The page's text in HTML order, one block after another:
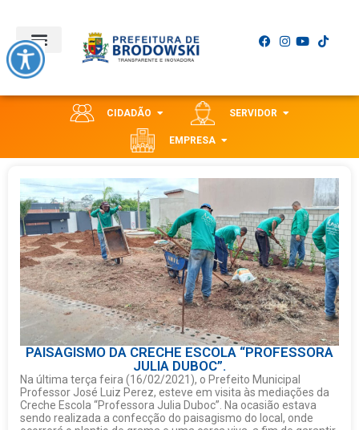
CIDADÃO SERVIDOR
EMPRESA
PAISAGISMO DA CRECHE ESCOLA “PROFESSORA
JULIA DUBOC”.
Na última terça feira (16/02/2021), o Prefeito Municipal
Professor José Luiz Perez, esteve em visita às mediações da
Creche Escola “Professora Julia Duboc”. Na ocasião estava
sendo realizada a confecção do paisagismo do local, onde